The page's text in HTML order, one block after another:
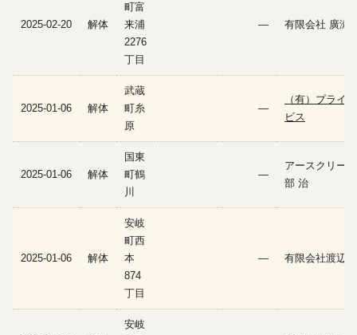
2025-02-20 解体
町富
来浦
2276
丁目
— 有限会社 廣瀬
2025-01-06 解体
武蔵
町糸
原
—
（有）プライ
ビス
2025-01-06 解体
国東
町鶴
川
—
アースクリー
部 治
2025-01-06 解体
安岐
町西
本
874
丁目
— 有限会社渡辺
安岐